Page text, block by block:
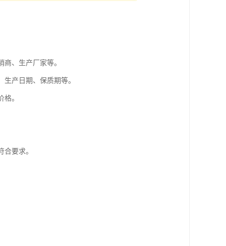
、生产厂家等。
产日期、保质期等。
。
要求。